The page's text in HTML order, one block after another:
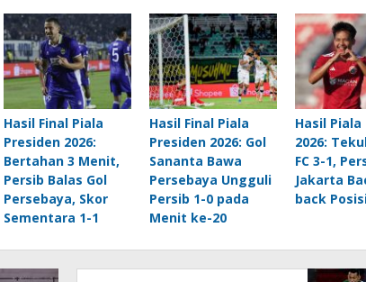
Hasil Final Piala
Presiden 2026:
Bertahan 3 Menit,
Persib Balas Gol
Persebaya, Skor
Sementara 1-1
Hasil Final Piala
Presiden 2026: Gol
Sananta Bawa
Persebaya Ungguli
Persib 1-0 pada
Menit ke-20
Hasil
2026:
FC 3-1,
Jakarta
back